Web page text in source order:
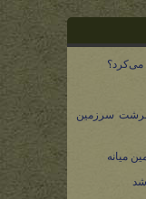
می‌کرد؟
سرشت سرزمین
میانه